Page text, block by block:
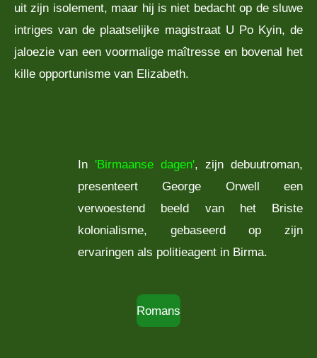
uit zijn isolement, maar hij is niet bedacht op de sluwe
intriges van de plaatselijke magistraat U Po Kyin, de
jaloezie van een voormalige maîtresse en bovenal het
kille opportunisme van Elizabeth.
In 'Birmaanse dagen', zijn debuutroman,
presenteert George Orwell een
verwoestend beeld van het Briste
kolonialisme, gebaseerd op zijn
ervaringen als politieagent in Birma.
Romans